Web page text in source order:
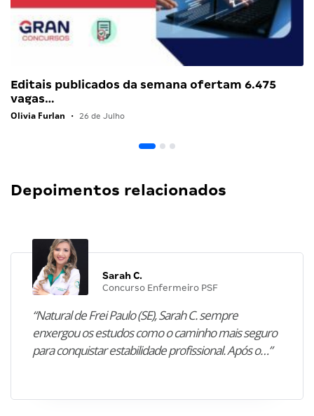
Editais publicados da semana ofertam 6.475
vagas…
Olivia Furlan • 26 de Julho
Depoimentos relacionados
Sarah C.
Concurso Enfermeiro PSF
“Natural de Frei Paulo (SE), Sarah C. sempre
enxergou os estudos como o caminho mais seguro
para conquistar estabilidade profissional. Após o…”